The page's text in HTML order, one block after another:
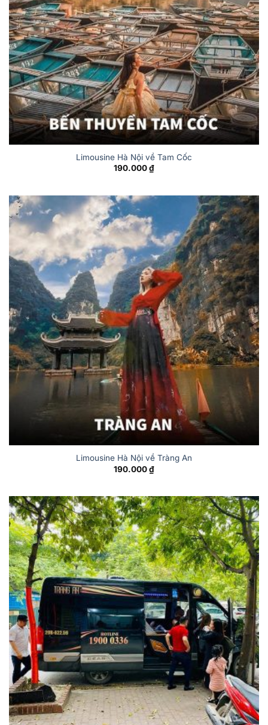
Limousine Hà Nội về Tam Cốc
190.000₫
Limousine Hà Nội về Tràng An
190.000₫